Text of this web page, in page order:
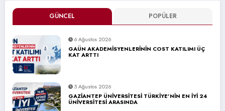
GÜNCEL POPÜLER
6 Ağustos 2026
GAÜN AKADEMİSYENLERİNİN COST KATILIMI ÜÇ
KAT ARTTI
5 Ağustos 2026
GAZİANTEP ÜNİVERSİTESİ TÜRKİYE’NİN EN İYİ 24
ÜNİVERSİTESİ ARASINDA